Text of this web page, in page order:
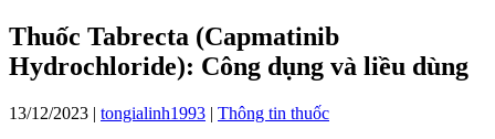
Thuốc Tabrecta (Capmatinib
Hydrochloride): Công dụng và liều dùng
13/12/2023 | tongialinh1993 | Thông tin thuốc